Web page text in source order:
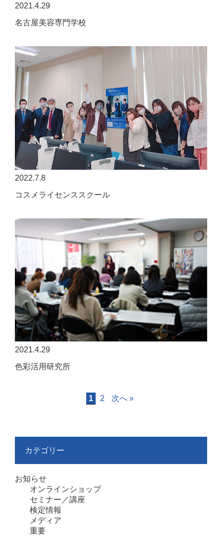
2021.4.29
名古屋美容専門学校
2022.7.8
コスメライセンススクール
2021.4.29
色彩活用研究所
1 2 次へ »
カテゴリー
お知らせ
オンラインショップ
セミナー／講座
検定情報
メディア
重要